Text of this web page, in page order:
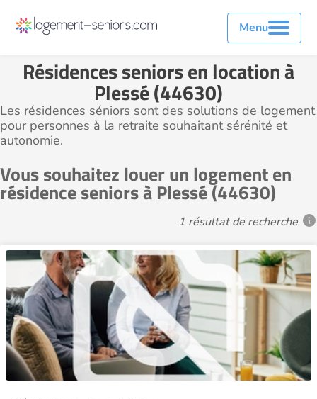
Menu
Résidences seniors en location à
Plessé (44630)
Les résidences séniors sont des solutions de logement
pour personnes à la retraite souhaitant sérénité et
autonomie.
Vous souhaitez louer un logement en
résidence seniors à Plessé (44630)
1 résultat de recherche